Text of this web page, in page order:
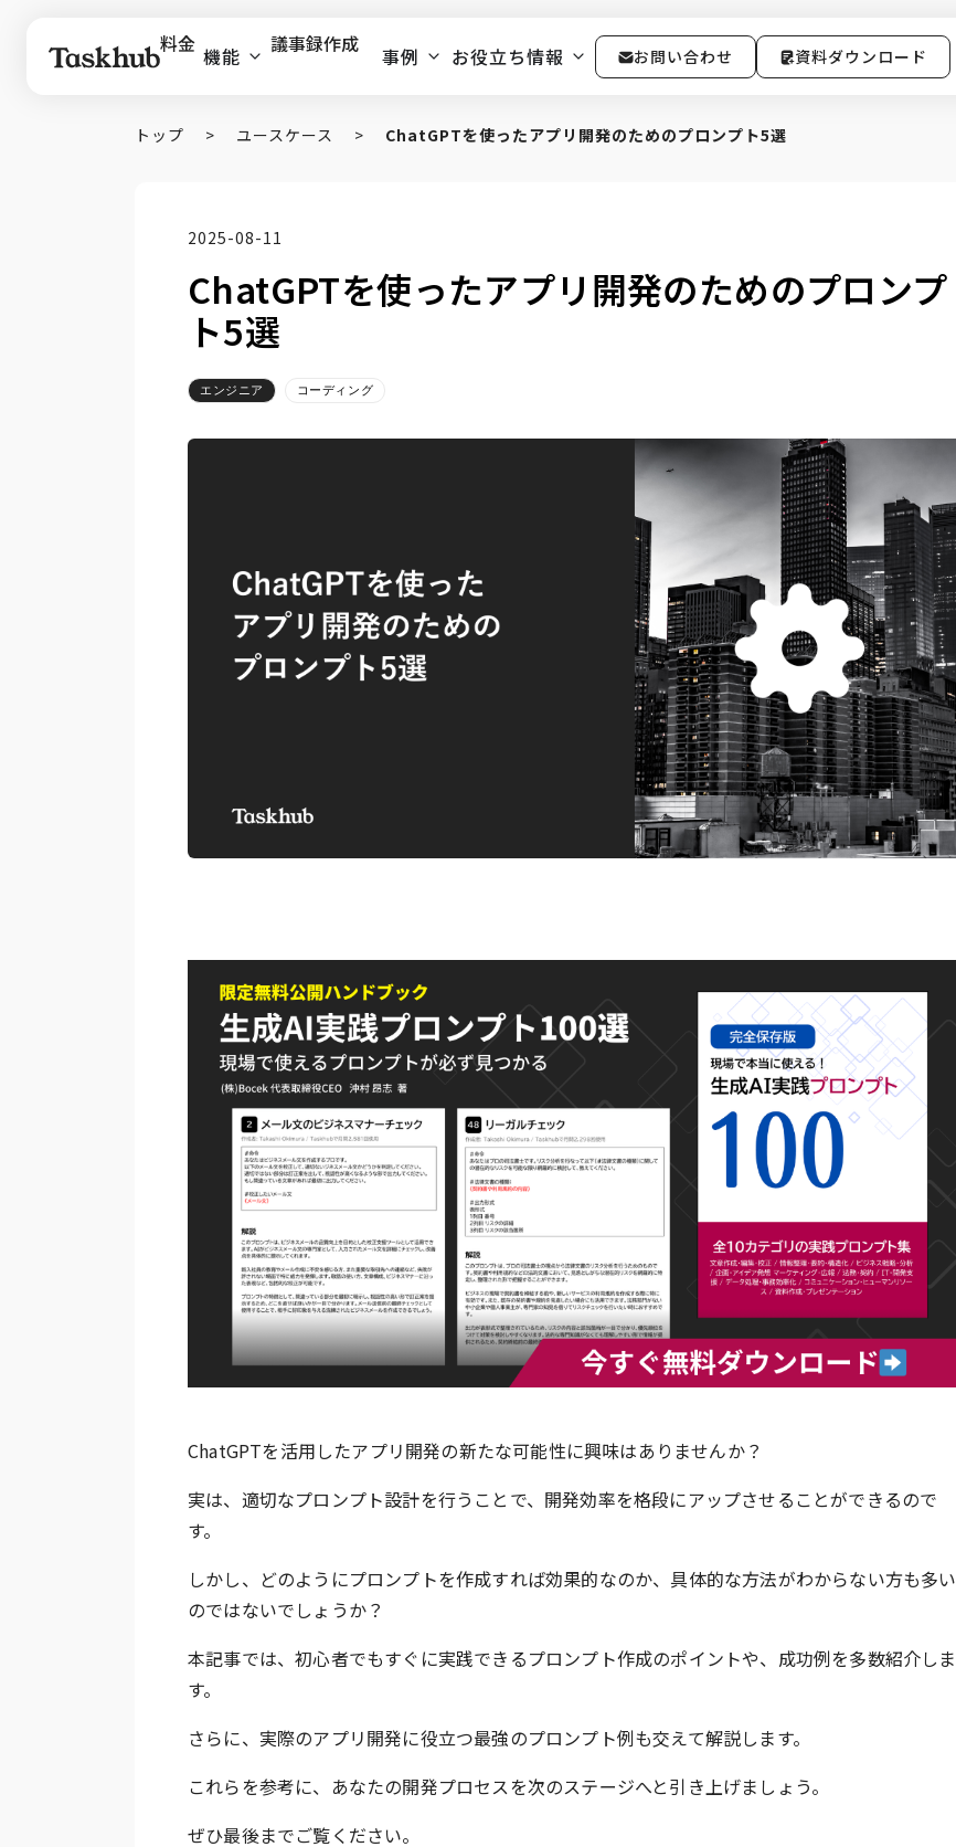
料金 機能 議事録作成 事例 お役立ち情報 お問い合わせ 資料ダウンロード
トップ > ユースケース > ChatGPTを使ったアプリ開発のためのプロンプト5選
2025-08-11
ChatGPTを使ったアプリ開発のためのプロンプ
ト5選
エンジニア コーディング
ChatGPTを活用したアプリ開発の新たな可能性に興味はありませんか？
実は、適切なプロンプト設計を行うことで、開発効率を格段にアップさせることができるので
す。
しかし、どのようにプロンプトを作成すれば効果的なのか、具体的な方法がわからない方も多い
のではないでしょうか？
本記事では、初心者でもすぐに実践できるプロンプト作成のポイントや、成功例を多数紹介しま
す。
さらに、実際のアプリ開発に役立つ最強のプロンプト例も交えて解説します。
これらを参考に、あなたの開発プロセスを次のステージへと引き上げましょう。
ぜひ最後までご覧ください。